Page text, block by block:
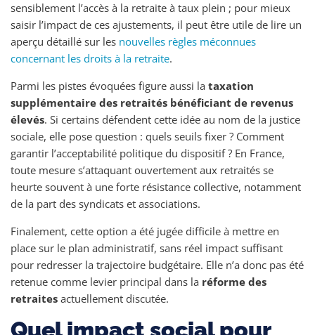
sensiblement l’accès à la retraite à taux plein ; pour mieux
saisir l’impact de ces ajustements, il peut être utile de lire un
aperçu détaillé sur les nouvelles règles méconnues
concernant les droits à la retraite.
Parmi les pistes évoquées figure aussi la taxation
supplémentaire des retraités bénéficiant de revenus
élevés. Si certains défendent cette idée au nom de la justice
sociale, elle pose question : quels seuils fixer ? Comment
garantir l’acceptabilité politique du dispositif ? En France,
toute mesure s’attaquant ouvertement aux retraités se
heurte souvent à une forte résistance collective, notamment
de la part des syndicats et associations.
Finalement, cette option a été jugée difficile à mettre en
place sur le plan administratif, sans réel impact suffisant
pour redresser la trajectoire budgétaire. Elle n’a donc pas été
retenue comme levier principal dans la réforme des
retraites actuellement discutée.
Quel impact social pour